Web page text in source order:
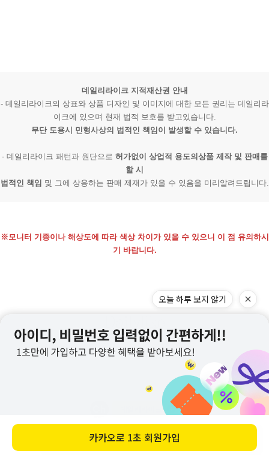
바로 구매하기
데일리라이크 지적재산권 안내
- 데일리라이크의 상표와 상품 디자인 및 이미지에 대한 모든 권리는 데일리라
이크에 있으며 현재 법적 보호를 받고있습니다.
무단 도용시 민형사상의 법적인 책임이 발생할 수 있습니다.
- 데일리라이크 패턴과 원단으로 허가없이 상업적 용도의상품 제작 및 판매를
할 시
법적인 책임 및 그에 상응하는 판매 제재가 있을 수 있음을 미리알려드립니다.
※모니터 기종이나 해상도에 따라 색상 차이가 있을 수 있으니 이 점 유의하시
기 바랍니다.